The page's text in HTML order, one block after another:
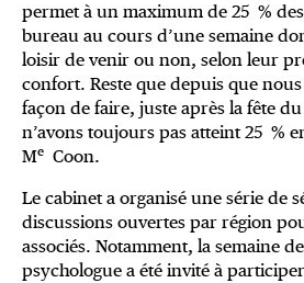
permet à un maximum de 25 %
bureau au cours d’une semaine
loisir de venir ou non, selon leur
confort. Reste que depuis que
façon de faire, juste après la fête
n’avons toujours pas atteint 25 %
Me Coon.
Le cabinet a organisé une série de
discussions ouvertes par région
associés. Notamment, la semaine
psychologue a été invité à